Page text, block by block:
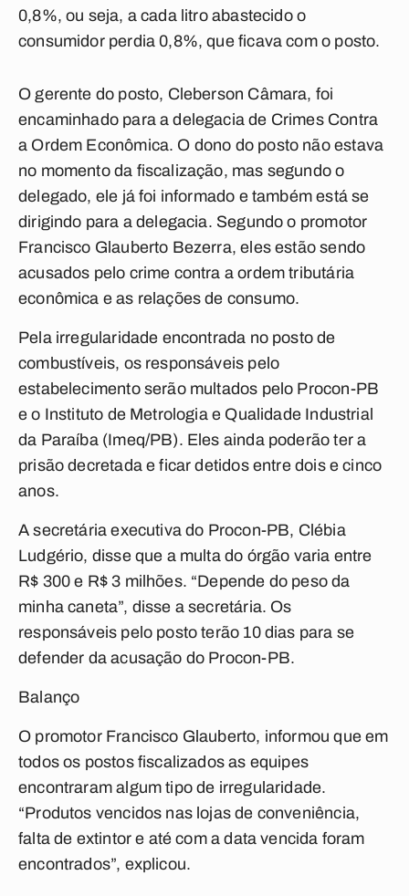
0,8%, ou seja, a cada litro abastecido o
consumidor perdia 0,8%, que ficava com o posto.
O gerente do posto, Cleberson Câmara, foi
encaminhado para a delegacia de Crimes Contra
a Ordem Econômica. O dono do posto não estava
no momento da fiscalização, mas segundo o
delegado, ele já foi informado e também está se
dirigindo para a delegacia. Segundo o promotor
Francisco Glauberto Bezerra, eles estão sendo
acusados pelo crime contra a ordem tributária
econômica e as relações de consumo.
Pela irregularidade encontrada no posto de
combustíveis, os responsáveis pelo
estabelecimento serão multados pelo Procon-PB
e o Instituto de Metrologia e Qualidade Industrial
da Paraíba (Imeq/PB). Eles ainda poderão ter a
prisão decretada e ficar detidos entre dois e cinco
anos.
A secretária executiva do Procon-PB, Clébia
Ludgério, disse que a multa do órgão varia entre
R$ 300 e R$ 3 milhões. “Depende do peso da
minha caneta”, disse a secretária. Os
responsáveis pelo posto terão 10 dias para se
defender da acusação do Procon-PB.
Balanço
O promotor Francisco Glauberto, informou que em
todos os postos fiscalizados as equipes
encontraram algum tipo de irregularidade.
“Produtos vencidos nas lojas de conveniência,
falta de extintor e até com a data vencida foram
encontrados”, explicou.